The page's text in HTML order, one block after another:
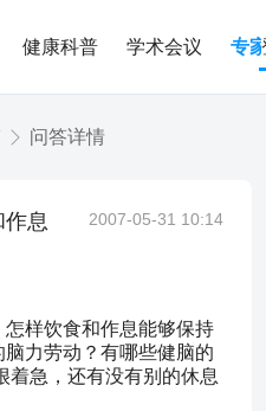
健康科普 学术会议 专
问答详情
作息 2007-05-31 10:14
样饮食和作息能够保持
力劳动？有哪些健脑的
着急，还有没有别的休息